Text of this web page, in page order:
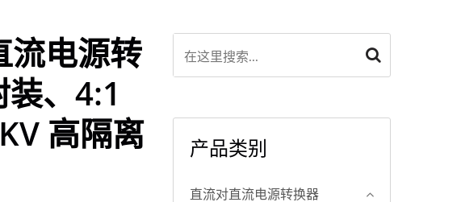
流电源转
、4:1
高隔离
产品类别
直流对直流电源转换器